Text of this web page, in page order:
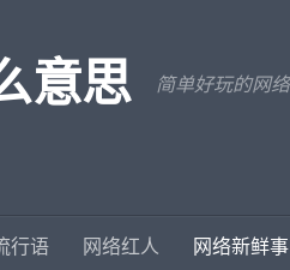
意思 简单好玩的网
行语 网络红人 网络新鲜事